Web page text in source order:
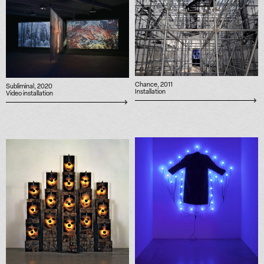
Subliminal, 2020
Video installation
Chance, 2011
Installation